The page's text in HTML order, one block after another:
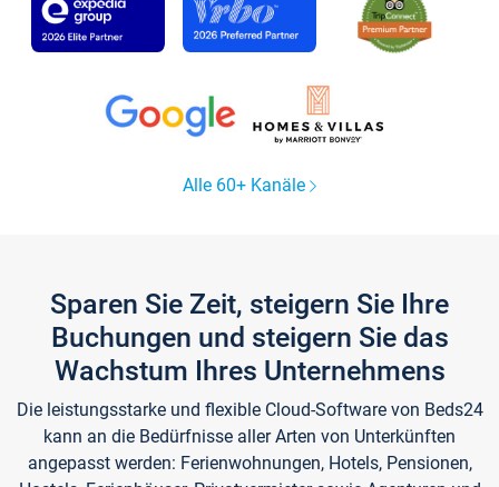
Alle 60+ Kanäle
Sparen Sie Zeit, steigern Sie Ihre
Buchungen und steigern Sie das
Wachstum Ihres Unternehmens
Die leistungsstarke und flexible Cloud-Software von Beds24
kann an die Bedürfnisse aller Arten von Unterkünften
angepasst werden: Ferienwohnungen, Hotels, Pensionen,